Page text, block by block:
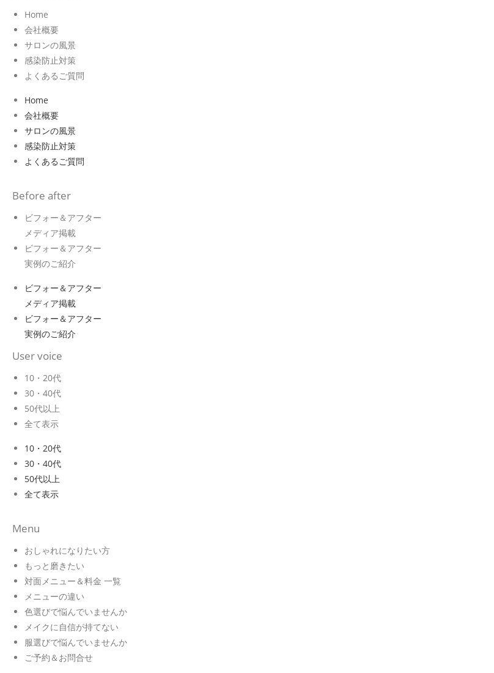
Home
会社概要
サロンの風景
感染防止対策
よくあるご質問
Home
会社概要
サロンの風景
感染防止対策
よくあるご質問
Before after
ビフォー＆アフター
メディア掲載
ビフォー＆アフター
実例のご紹介
ビフォー＆アフター
メディア掲載
ビフォー＆アフター
実例のご紹介
User voice
10・20代
30・40代
50代以上
全て表示
10・20代
30・40代
50代以上
全て表示
Menu
おしゃれになりたい方
もっと磨きたい
対面メニュー＆料金 一覧
メニューの違い
色選びで悩んでいませんか
メイクに自信が持てない
服選びで悩んでいませんか
ご予約＆お問合せ